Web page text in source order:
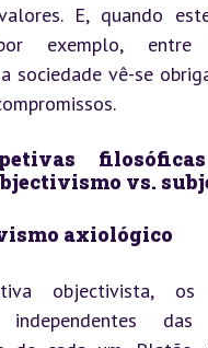
E, quando
exemplo, entre
a sociedade vê-se
vs.
axiológico
objectivista,
independentes